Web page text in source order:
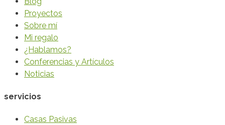
Proyectos
Sobre mí
Mi regalo
¿Hablamos?
Conferencias y Artículos
Noticias
servicios
Casas Pasivas